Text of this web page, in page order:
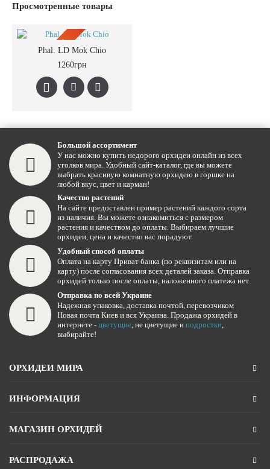
Просмотренные товары
ПРЕДЗАКАЗ
Phal. LD Mok Chio
1260грн
Большой ассортимент
У нас можно купить недорого орхидеи онлайн из всех
уголков мира. Удобный сайт-каталог, где вы можете
выбрать красивую комнатную орхидею в горшке на
любой вкус, цвет и карман!
Качество растений
На сайте предоставлен пример растений каждого сорта
из наличия. Вы можете ознакомиться с размером
растения и качеством до оплаты. Выбираем лучшие
орхидеи, цена и качество вас порадуют.
Удобный способ оплаты
Оплата на карту Приват банка (по реквизитам или на
карту) после согласования всех деталей заказа. Отправка
орхидей только после оплаты, наложенного платежа нет.
Отправка по всей Украине
Надежная упаковка, доставка почтой, перевозчиком
Новая почта Киев и вся Украина. Продажа орхидей в
интернете - цветущие, не цветущие и подростки,
выбирайте!
ОРХИДЕИ МИРА
ИНФОРМАЦИЯ
МАГАЗИН ОРХИДЕЙ
РАСПРОДАЖА